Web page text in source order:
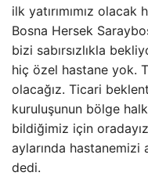
ilk yatırımımız
Bosna Hersek
bizi sabırsızlıkla
hiç özel hastane yok.
olacağız. Ticari
kuruluşunun bölge
bildiğimiz için
aylarında hastanemizi
dedi.